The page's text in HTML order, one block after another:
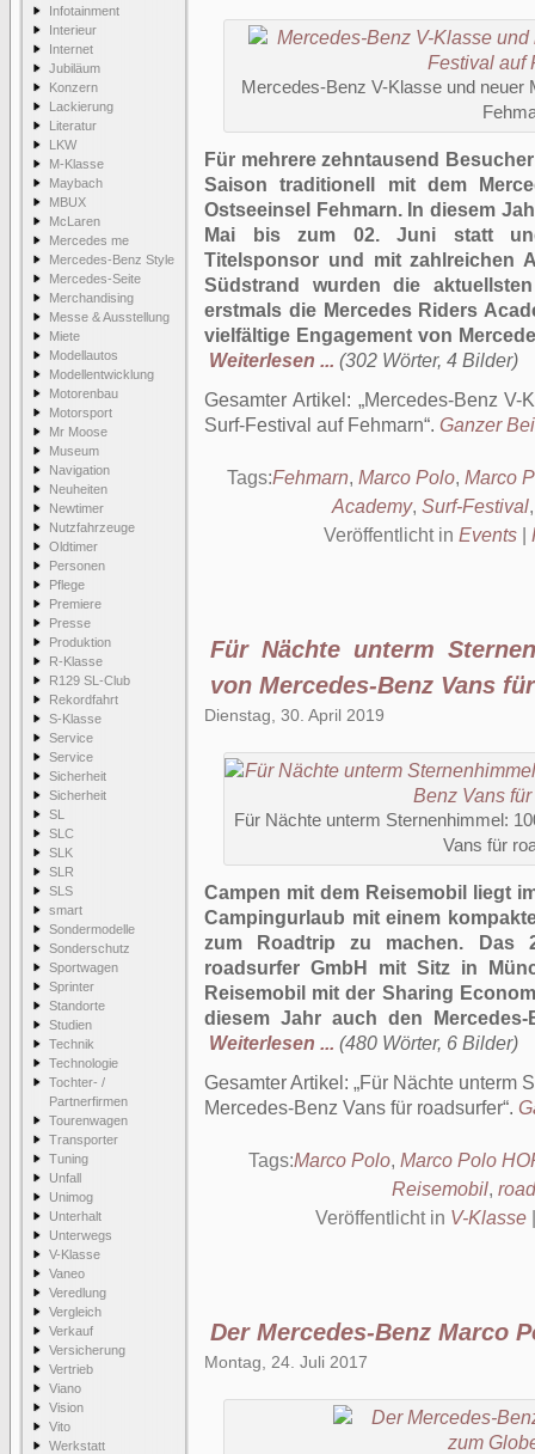
Infotainment
Interieur
Internet
Jubiläum
Konzern
Lackierung
Literatur
LKW
M-Klasse
Maybach
MBUX
McLaren
Mercedes me
Mercedes-Benz Style
Mercedes-Seite
Merchandising
Messe & Ausstellung
Miete
Modellautos
Modellentwicklung
Motorenbau
Motorsport
Mr Moose
Museum
Navigation
Neuheiten
Newtimer
Nutzfahrzeuge
Oldtimer
Personen
Pflege
Premiere
Presse
Produktion
R-Klasse
R129 SL-Club
Rekordfahrt
S-Klasse
Service
Service
Sicherheit
Sicherheit
SL
SLC
SLK
SLR
SLS
smart
Sondermodelle
Sonderschutz
Sportwagen
Sprinter
Standorte
Studien
Technik
Technologie
Tochter- /
Partnerfirmen
Tourenwagen
Transporter
Tuning
Unfall
Unimog
Unterhalt
Unterwegs
V-Klasse
Vaneo
Veredlung
Vergleich
Verkauf
Versicherung
Vertrieb
Viano
Vision
Vito
Werkstatt
Mercedes-Benz V-Klasse und neuer
Für mehrere zehntausend
Saison traditionell mit dem
Ostseeinsel Fehmarn. In diesem
Mai bis zum 02. Juni statt
Titelsponsor und mit zahlreichen
Südstrand wurden die
erstmals die Mercedes Riders
vielfältige Engagement von
Weiterlesen ... (302 Wörter, 4 Bilder)
Gesamter Artikel:
Mercedes-Benz V-
Surf-Festival auf Fehmarn . Ganzer
Tags:Fehmarn, Marco Polo, Marco
Academy, Surf-Festival
Veröffentlicht in Events
Für Nächte unterm
von Mercedes-Benz Vans
Dienstag, 30. April 2019
Für Nächte unterm Sternenhimmel:
Vans für
Campen mit dem Reisemobil liegt
Campingurlaub mit einem
zum Roadtrip zu machen. Das
roadsurfer GmbH mit Sitz in
Reisemobil mit der Sharing
diesem Jahr auch den
Weiterlesen ... (480 Wörter, 6 Bilder)
Gesamter Artikel:
Für Nächte unterm
Mercedes-Benz Vans für roadsurfer .
Tags:Marco Polo, Marco Polo
Reisemobil,
Veröffentlicht in V-Klasse
Der Mercedes-Benz Marco
Montag, 24. Juli 2017